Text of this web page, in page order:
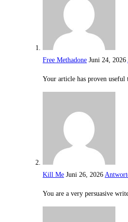
Free Methadone Juni 24, 2026
Your article has proven useful
Kill Me Juni 26, 2026
You are a very persuasive